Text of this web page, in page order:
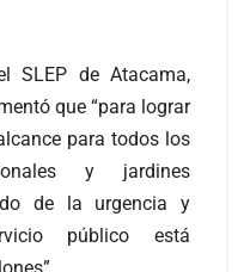
SLEP de Atacama,
que “para lograr
para todos los
y jardines
de la urgencia y
público está